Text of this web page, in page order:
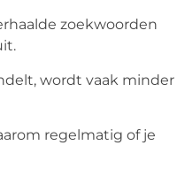
zoekwoorden
wordt vaak minder
regelmatig of je